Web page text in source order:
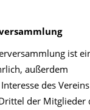
ist
außerdem
des
der Mitglieder